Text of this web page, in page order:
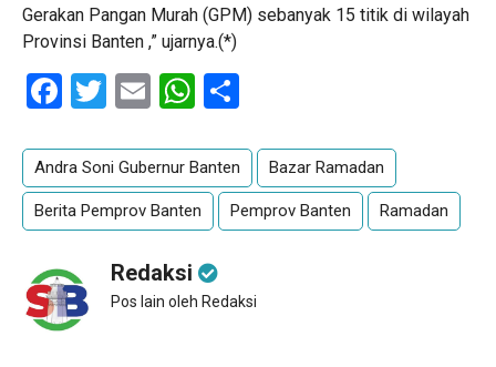
Gerakan Pangan Murah (GPM) sebanyak 15 titik di wilayah
Provinsi Banten ,” ujarnya.(*)
Facebook
Twitter
EmailWhatsApp
Andra Soni Gubernur Banten Bazar Ramadan
Berita Pemprov Banten Pemprov Banten Ramadan
Redaksi
Pos lain oleh Redaksi